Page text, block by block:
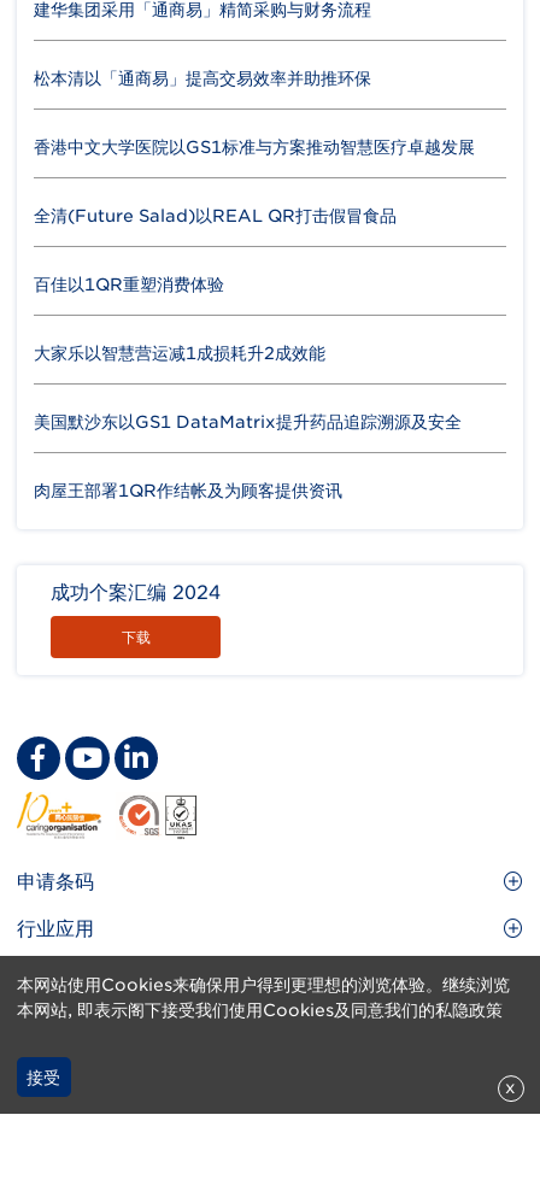
建华集团采用「通商易」精简采购与财务流程
松本清以「通商易」提高交易效率并助推环保
香港中文大学医院以GS1标准与方案推动智慧医疗卓越发展
全清(Future Salad)以REAL QR打击假冒食品
百佳以1QR重塑消费体验
大家乐以智慧营运减1成损耗升2成效能
美国默沙东以GS1 DataMatrix提升药品追踪溯源及安全
肉屋王部署1QR作结帐及为顾客提供资讯
成功个案汇编 2024
下载
Footer
Site
Menu
申请条码
GS1条码
GS1条码如何帮助您的业务
会员权益
行业应用
零售及快速消费品
资讯及通讯科技
运输及物流
服务及方案
品牌保护
通商易
GS1 HK 学院
关于我们
关于香港货品编码协会
业界应用的标准
Footer
本网站使用Cookies来确保用户得到更理想的浏览体验。继续浏览
本网站, 即表示阁下接受我们使用Cookies及同意我们的私隐政策
接受
x